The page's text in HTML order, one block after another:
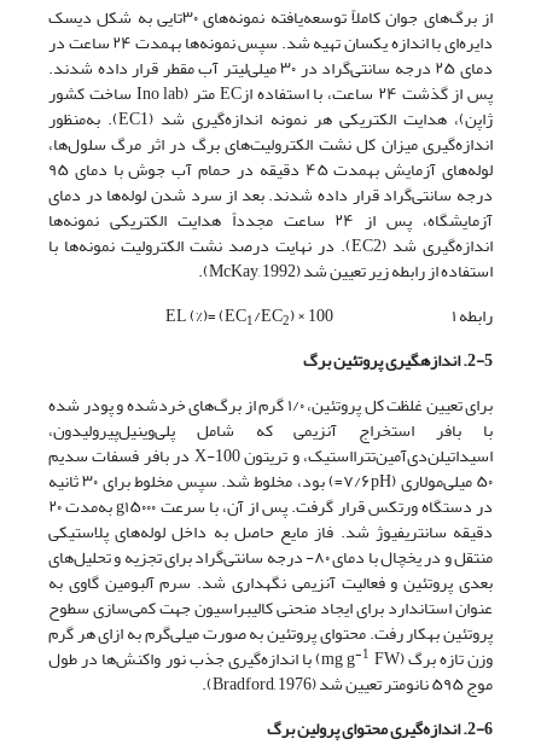
از برگ‌های جوان کاملاً توسعه‌یافته نمونه‌های ۳۰تایی به شکل دیسک
دایره‌ای با اندازه یکسان تهیه شد. سپس نمونه‌ها به­مدت ۲۴ ساعت در
دمای ۲۵ درجه سانتی‌گراد در ۳۰ میلی‌لیتر آب مقطر قرار داده شدند.
پس از گذشت ۲۴ ساعت، با استفاده ازEC متر (Ino lab ساخت کشور
ژاپن)، هدایت الکتریکی هر نمونه اندازه‌گیری شد (EC1). به‌منظور
اندازه‌گیری میزان کل نشت الکترولیت‌های برگ در اثر مرگ سلول‌ها،
لوله‌های آزمایش به­مدت ۴۵ دقیقه در حمام آب جوش با دمای ۹۵
درجه سانتی‌گراد قرار داده شدند. بعد از سرد شدن لوله‌ها در دمای
آزمایشگاه، پس از ۲۴ ساعت مجدداً هدایت الکتریکی نمونه‌ها
اندازه‌گیری شد (EC2). در نهایت درصد نشت الکترولیت نمونه‌ها با
استفاده از رابطه زیر تعیین شد (McKay, 1992).
رابطه ۱ EL (%)= (EC
1/EC2​) × 100
2-5. اندازه­گیری پروتئین برگ
برای تعیین غلظت کل پروتئین، ۱/۰ گرم از برگ‌های خردشده و پودر شده
با بافر استخراج آنزیمی که شامل پلی‌وینیل‌پیرولیدون،
اسیداتیلن‌دی‌آمین‌تترااستیک، و تریتون X-100 در بافر فسفات سدیم
۵۰ میلی‌مولاری (۷/۶pH=) بود، مخلوط شد. سپس مخلوط برای ۳۰ ثانیه
در دستگاه ورتکس قرار گرفت. پس از آن، با سرعت g۱۵۰۰۰ به‌مدت ۲۰
دقیقه سانتریفیوژ شد. فاز مایع حاصل به داخل لوله‌های پلاستیکی
منتقل و در یخچال با دمای ۸۰- درجه سانتی‌گراد برای تجزیه و تحلیل‌های
بعدی پروتئین و فعالیت آنزیمی نگهداری شد. سرم آلبومین گاوی به
عنوان استاندارد برای ایجاد منحنی کالیبراسیون جهت کمی‌سازی سطوح
پروتئین به­کار رفت. محتوای پروتئین به صورت میلی‌گرم به ازای هر گرم
وزن تازه برگ (mg g -1 FW) با اندازه‌گیری جذب نور واکنش‌ها در طول
موج ۵۹۵ نانومتر تعیین شد (Bradford, 1976).
2-6. اندازه‌گیری محتوای پرولین برگ